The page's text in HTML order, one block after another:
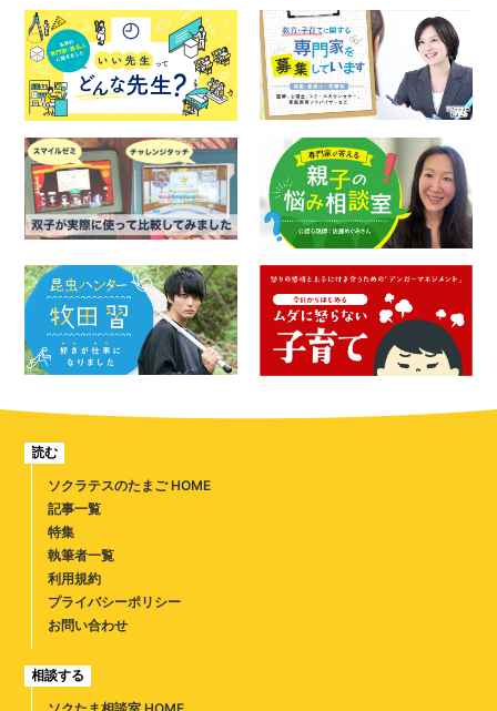
読む
ソクラテスのたまご HOME
記事一覧
特集
執筆者一覧
利用規約
プライバシーポリシー
お問い合わせ
相談する